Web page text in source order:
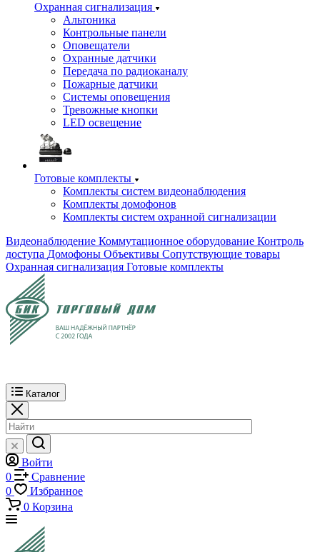
Охранная сигнализация
Альтоника
Контрольные панели
Оповещатели
Охранные датчики
Передача по радиоканалу
Пожарные датчики
Системы оповещения
Тревожные кнопки
LED освещение
Готовые комплекты
Комплекты систем видеонаблюдения
Комплекты домофонов
Комплекты систем охранной сигнализации
Видеонаблюдение Коммутационное оборудование Контроль
доступа Домофоны Объективы Сопутствующие товары
Охранная сигнализация Готовые комплекты
Каталог
Войти
0
Сравнение
0
Избранное
0 Корзина